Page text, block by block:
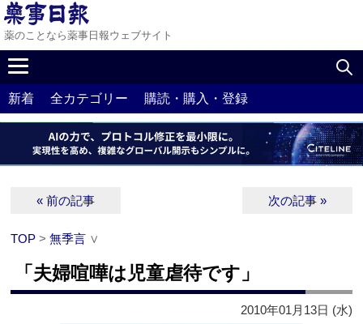
薬のことなら薬事日報ウェブサイト
新着 全カテゴリー 購読・購入・登録
« 前の記事 次の記事 »
TOP >無季言 ∨
「夫婦喧嘩は児童虐待です」
2010年01月13日 (水)